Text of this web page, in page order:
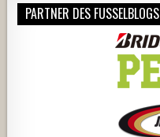
PARTNER DES FUSSELBLOGS